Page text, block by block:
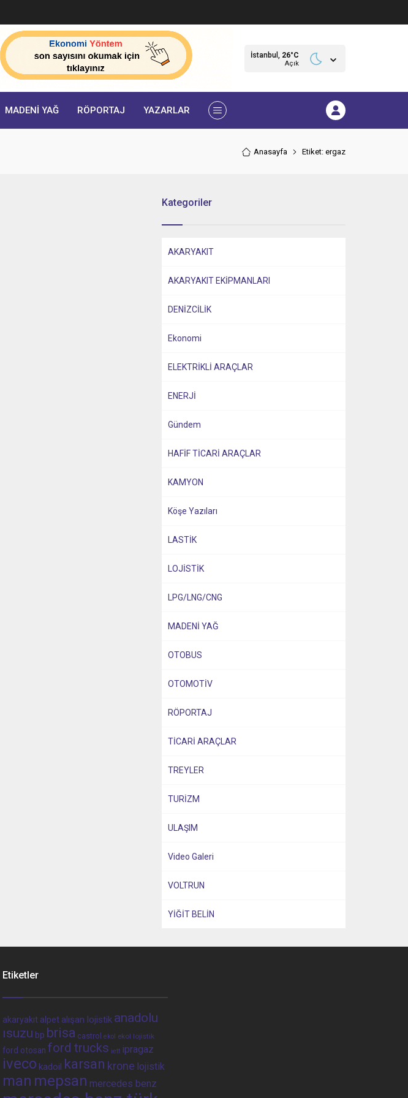
İstanbul, 26°C
Açık
MADENİ YAĞ RÖPORTAJ YAZARLAR
Anasayfa Etiket: ergaz
Kategoriler
AKARYAKIT
AKARYAKIT EKİPMANLARI
DENİZCİLİK
Ekonomi
ELEKTRİKLİ ARAÇLAR
ENERJİ
Gündem
HAFİF TİCARİ ARAÇLAR
KAMYON
Köşe Yazıları
LASTİK
LOJİSTİK
LPG/LNG/CNG
MADENİ YAĞ
OTOBUS
OTOMOTİV
RÖPORTAJ
TİCARİ ARAÇLAR
TREYLER
TURİZM
ULAŞIM
Video Galeri
VOLTRUN
YİĞİT BELİN
Etiketler
akaryakıt alpet alışan lojistik anadolu
ısuzu bp brisa castrol ekol ekol lojistik
ford otosan ford trucks iett ipragaz
iveco kadoil karsan krone lojistik
man mepsan mercedes benz